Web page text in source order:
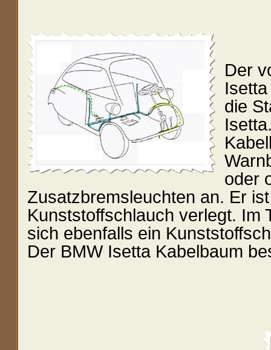
Der
die
oder
Zusatzbremsleuchten an. Er
Kunststoffschlauch verlegt. Im
sich ebenfalls ein
Der BMW Isetta Kabelbaum